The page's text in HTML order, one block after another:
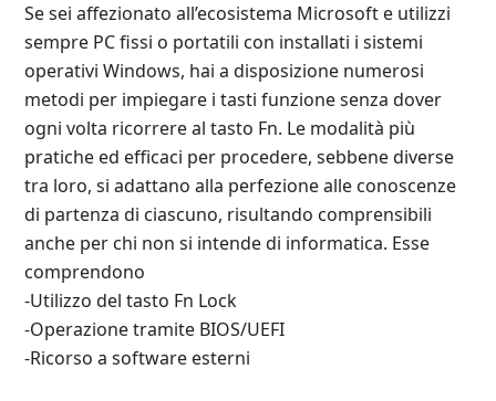
Se sei affezionato all’ecosistema Microsoft e utilizzi
sempre PC fissi o portatili con installati i sistemi
operativi Windows, hai a disposizione numerosi
metodi per impiegare i tasti funzione senza dover
ogni volta ricorrere al tasto Fn. Le modalità più
pratiche ed efficaci per procedere, sebbene diverse
tra loro, si adattano alla perfezione alle conoscenze
di partenza di ciascuno, risultando comprensibili
anche per chi non si intende di informatica. Esse
comprendono
-Utilizzo del tasto Fn Lock
-Operazione tramite BIOS/UEFI
-Ricorso a software esterni